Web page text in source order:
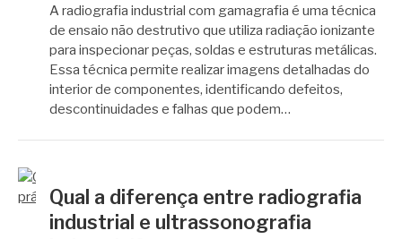
A radiografia industrial com gamagrafia é uma técnica
de ensaio não destrutivo que utiliza radiação ionizante
para inspecionar peças, soldas e estruturas metálicas.
Essa técnica permite realizar imagens detalhadas do
interior de componentes, identificando defeitos,
descontinuidades e falhas que podem…
Qual a diferença entre radiografia
industrial e ultrassonografia